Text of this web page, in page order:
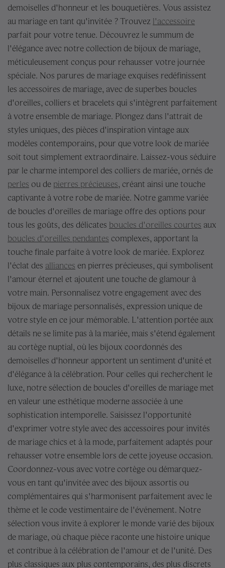
demoiselles d'honneur et les bouquetières. Vous assistez
au mariage en tant qu'invitée ? Trouvez l'accessoire
parfait pour votre tenue. Découvrez le summum de
l'élégance avec notre collection de bijoux de mariage,
méticuleusement conçus pour rehausser votre journée
spéciale. Nos parures de mariage exquises redéfinissent
les accessoires de mariage, avec de superbes boucles
d'oreilles, colliers et bracelets qui s'intègrent parfaitement
à votre ensemble de mariage. Plongez dans l'attrait de
styles uniques, des pièces d'inspiration vintage aux
modèles contemporains, pour que votre look de mariée
soit tout simplement extraordinaire. Laissez-vous séduire
par le charme intemporel des colliers de mariée, ornés de
perles ou de pierres précieuses, créant ainsi une touche
captivante à votre robe de mariée. Notre gamme variée
de boucles d'oreilles de mariage offre des options pour
tous les goûts, des délicates boucles d'oreilles courtes aux
boucles d'oreilles pendantes complexes, apportant la
touche finale parfaite à votre look de mariée. Explorez
l'éclat des alliances en pierres précieuses, qui symbolisent
l'amour éternel et ajoutent une touche de glamour à
votre main. Personnalisez votre engagement avec des
bijoux de mariage personnalisés, expression unique de
votre style en ce jour mémorable. L'attention portée aux
détails ne se limite pas à la mariée, mais s'étend également
au cortège nuptial, où les bijoux coordonnés des
demoiselles d'honneur apportent un sentiment d'unité et
d'élégance à la célébration. Pour celles qui recherchent le
luxe, notre sélection de boucles d'oreilles de mariage met
en valeur une esthétique moderne associée à une
sophistication intemporelle. Saisissez l'opportunité
d'exprimer votre style avec des accessoires pour invités
de mariage chics et à la mode, parfaitement adaptés pour
rehausser votre ensemble lors de cette joyeuse occasion.
Coordonnez-vous avec votre cortège ou démarquez-
vous en tant qu'invitée avec des bijoux assortis ou
complémentaires qui s'harmonisent parfaitement avec le
thème et le code vestimentaire de l'événement. Notre
sélection vous invite à explorer le monde varié des bijoux
de mariage, où chaque pièce raconte une histoire unique
et contribue à la célébration de l'amour et de l'unité. Des
plus classiques aux plus contemporains, des plus discrets